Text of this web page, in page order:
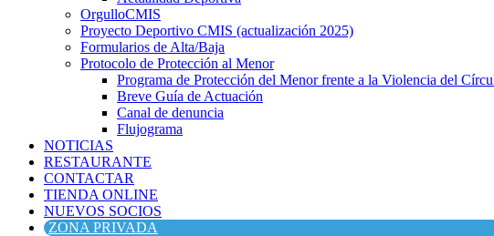
OrgulloCMIS
Proyecto Deportivo CMIS (actualización 2025)
Formularios de Alta/Baja
Protocolo de Protección al Menor
Programa de Protección del Menor frente a la Violencia del
Breve Guía de Actuación
Canal de denuncia
Flujograma
NOTICIAS
RESTAURANTE
CONTACTAR
TIENDA ONLINE
NUEVOS SOCIOS
ZONA PRIVADA